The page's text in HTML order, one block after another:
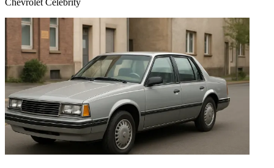
Chevrolet Celebrity